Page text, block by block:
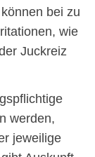
bei zu
wie
Juckreiz
werden,
jeweilige